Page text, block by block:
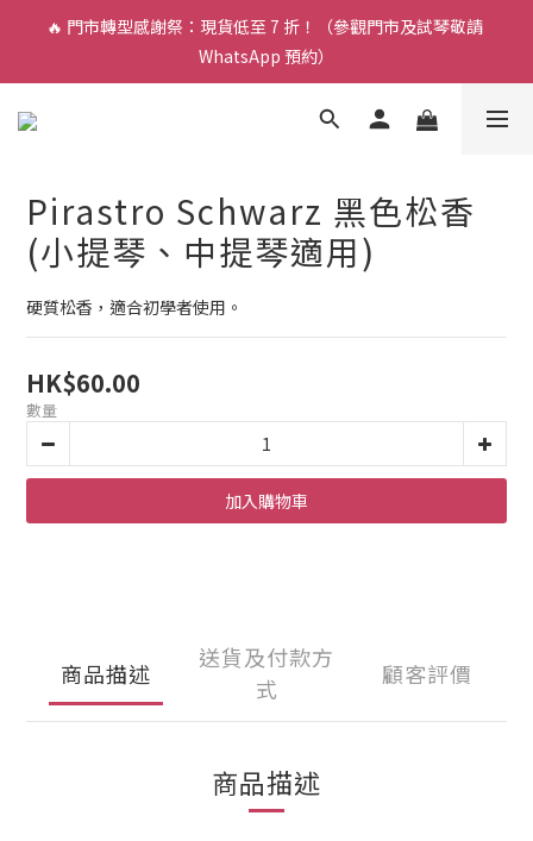
🎵 新生限時：$200 試堂優惠（包樂器借用）
🔥 門市轉型感謝祭：現貨低至 7 折！（參觀門市及試琴敬請
WhatsApp 預約）
🎵 新生限時：$200 試堂優惠（包樂器借用）
Pirastro Schwarz 黑色松香
(小提琴、中提琴適用)
硬質松香，適合初學者使用。
HK$60.00
數量
加入購物車
商品描述
送貨及付款方
式
顧客評價
商品描述